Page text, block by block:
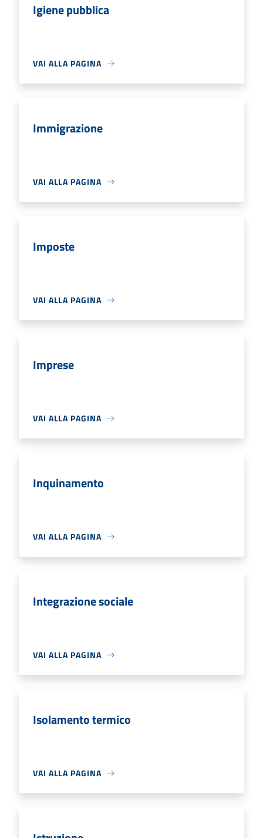
Igiene pubblica
VAI ALLA PAGINA
Immigrazione
VAI ALLA PAGINA
Imposte
VAI ALLA PAGINA
Imprese
VAI ALLA PAGINA
Inquinamento
VAI ALLA PAGINA
Integrazione sociale
VAI ALLA PAGINA
Isolamento termico
VAI ALLA PAGINA